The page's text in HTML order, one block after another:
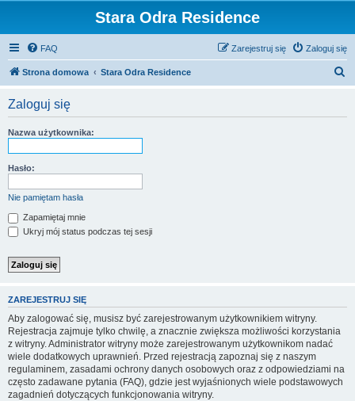
Stara Odra Residence
FAQ Zaloguj się
Zarejestruj się
Strona domowa Stara Odra Residence
Zaloguj się
Nazwa użytkownika:
Hasło:
Nie pamiętam hasła
Zapamiętaj mnie
Ukryj mój status podczas tej sesji
ZAREJESTRUJ SIĘ
Aby zalogować się, musisz być zarejestrowanym użytkownikiem witryny.
Rejestracja zajmuje tylko chwilę, a znacznie zwiększa możliwości korzystania
z witryny. Administrator witryny może zarejestrowanym użytkownikom nadać
wiele dodatkowych uprawnień. Przed rejestracją zapoznaj się z naszym
regulaminem, zasadami ochrony danych osobowych oraz z odpowiedziami na
często zadawane pytania (FAQ), gdzie jest wyjaśnionych wiele podstawowych
zagadnień dotyczących funkcjonowania witryny.